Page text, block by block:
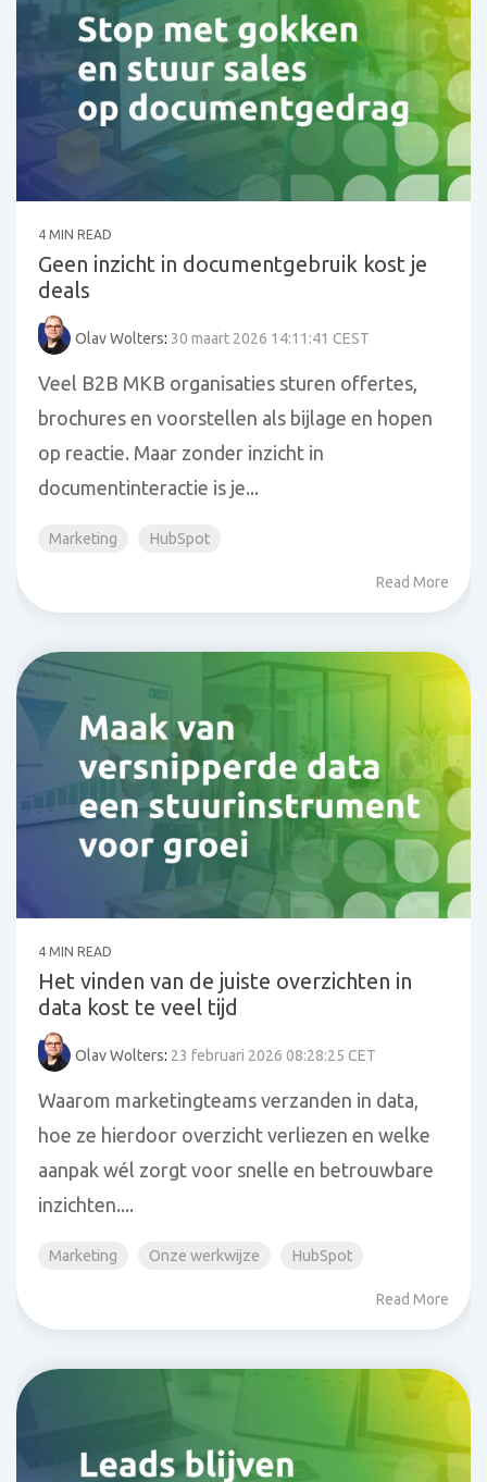
4 MIN READ
Geen inzicht in documentgebruik kost je
deals
Olav Wolters: 30 maart 2026 14:11:41 CEST
Veel B2B MKB organisaties sturen offertes,
brochures en voorstellen als bijlage en hopen
op reactie. Maar zonder inzicht in
documentinteractie is je...
Marketing HubSpot
Read More
4 MIN READ
Het vinden van de juiste overzichten in
data kost te veel tijd
Olav Wolters: 23 februari 2026 08:28:25 CET
Waarom marketingteams verzanden in data,
hoe ze hierdoor overzicht verliezen en welke
aanpak wél zorgt voor snelle en betrouwbare
inzichten....
Marketing Onze werkwijze HubSpot
Read More